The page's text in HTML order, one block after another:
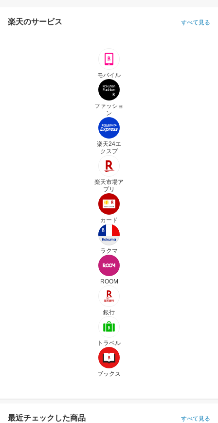
楽天のサービス すべて見る
モバイル
ファッショ
ン
楽天24エ
クスプ
楽天市場ア
プリ
カード
ラクマ
ROOM
銀行
トラベル
ブックス
最近チェックした商品 すべて見る